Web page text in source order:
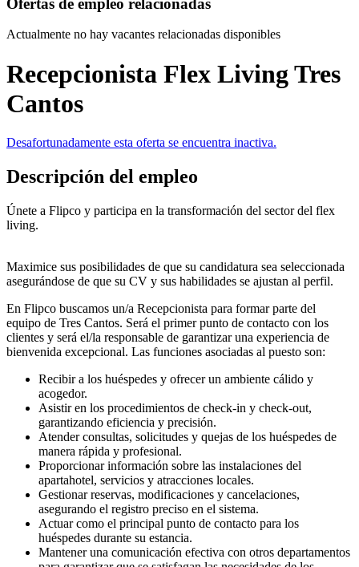
Actualmente no hay vacantes relacionadas disponibles
Recepcionista Flex Living Tres
Cantos
Desafortunadamente esta oferta se encuentra inactiva.
Descripción del empleo
Únete a Flipco y participa en la transformación del sector del flex
living.
Maximice sus posibilidades de que su candidatura sea seleccionada
asegurándose de que su CV y sus habilidades se ajustan al perfil.
En Flipco buscamos un/a Recepcionista para formar parte del
equipo de Tres Cantos. Será el primer punto de contacto con los
clientes y será el/la responsable de garantizar una experiencia de
bienvenida excepcional. Las funciones asociadas al puesto son:
Recibir a los huéspedes y ofrecer un ambiente cálido y
acogedor.
Asistir en los procedimientos de check-in y check-out,
garantizando eficiencia y precisión.
Atender consultas, solicitudes y quejas de los huéspedes de
manera rápida y profesional.
Proporcionar información sobre las instalaciones del
apartahotel, servicios y atracciones locales.
Gestionar reservas, modificaciones y cancelaciones,
asegurando el registro preciso en el sistema.
Actuar como el principal punto de contacto para los
huéspedes durante su estancia.
Mantener una comunicación efectiva con otros departamentos